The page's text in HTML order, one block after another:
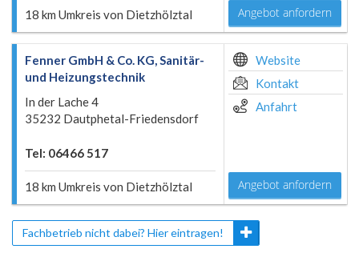
18 km Umkreis von Dietzhölztal Angebot anfordern
Fenner GmbH & Co. KG, Sanitär-
und Heizungstechnik
In der Lache 4
35232 Dautphetal-Friedensdorf
Tel: 06466 517
18 km Umkreis von Dietzhölztal
Website
Kontakt
Anfahrt
Angebot anfordern
Fachbetrieb nicht dabei? Hier eintragen!